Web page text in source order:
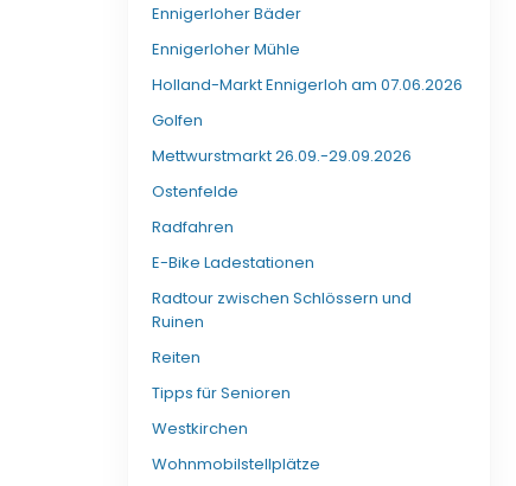
Ennigerloher Bäder
Ennigerloher Mühle
Holland-Markt Ennigerloh am 07.06.2026
Golfen
Mettwurstmarkt 26.09.-29.09.2026
Ostenfelde
Radfahren
E-Bike Ladestationen
Radtour zwischen Schlössern und
Ruinen
Reiten
Tipps für Senioren
Westkirchen
Wohnmobilstellplätze